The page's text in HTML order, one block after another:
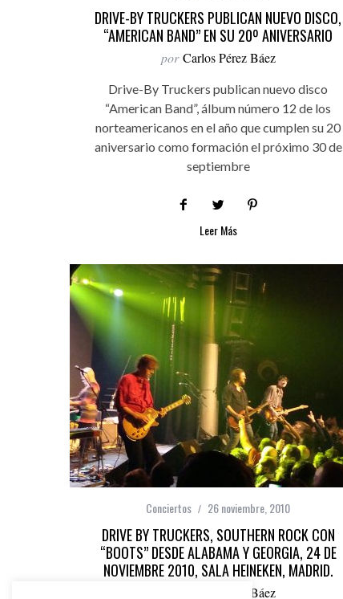
DRIVE-BY TRUCKERS PUBLICAN NUEVO DISCO,
“AMERICAN BAND” EN SU 20º ANIVERSARIO
por Carlos Pérez Báez
Drive-By Truckers publican nuevo disco
“American Band”, álbum número 12 de los
norteamericanos en el año que cumplen su 20
aniversario como formación el próximo 30 de
septiembre
Leer Más
Conciertos 26 noviembre, 2010
DRIVE BY TRUCKERS, SOUTHERN ROCK CON
“BOOTS” DESDE ALABAMA Y GEORGIA, 24 DE
NOVIEMBRE 2010, SALA HEINEKEN, MADRID.
Carlos Pérez Báez